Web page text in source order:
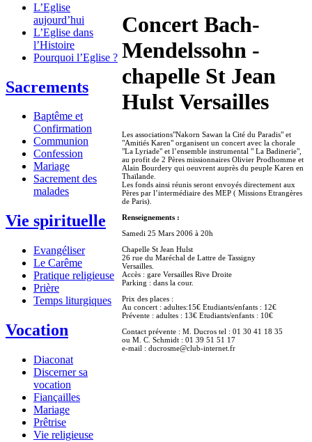
L’Eglise
aujourd’hui
L’Eglise dans
l’Histoire
Pourquoi l’Eglise ?
Sacrements
Baptême et
Confirmation
Communion
Confession
Mariage
Sacrement des
malades
Vie spirituelle
Evangéliser
Le Carême
Pratique religieuse
Prière
Temps liturgiques
Vocation
Diaconat
Discerner sa
vocation
Fiançailles
Mariage
Prêtrise
Vie religieuse
Concert Bach-
Mendelssohn -
chapelle St Jean
Hulst Versailles
Les associations"Nakorn Sawan la Cité du Paradis" et
"Amitiés Karen" organisent un concert avec la chorale
"La Lyriade" et l’ensemble instrumental " La Badinerie",
au profit de 2 Pères missionnaires Olivier Prodhomme et
Alain Bourdery qui oeuvrent auprès du peuple Karen en
Thaïlande.
Les fonds ainsi réunis seront envoyés directement aux
Pères par l’intermédiaire des MEP ( Missions Etrangères
de Paris).
Renseignements :
Samedi 25 Mars 2006 à 20h
Chapelle St Jean Hulst
26 rue du Maréchal de Lattre de Tassigny
Versailles.
Accès : gare Versailles Rive Droite
Parking : dans la cour.
Prix des places :
Au concert : adultes:15€ Etudiants/enfants : 12€
Prévente : adultes : 13€ Etudiants/enfants : 10€
Contact prévente : M. Ducros tel : 01 30 41 18 35
ou M. C. Schmidt : 01 39 51 51 17
e-mail : ducrosme@club-internet.fr